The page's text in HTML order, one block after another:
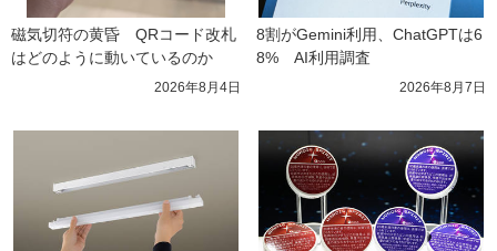
磁気切符の黄昏　QRコード改札
はどのように動いているのか
2026年8月4日
8割がGemini利用、ChatGPTは6
8%　AI利用調査
2026年8月7日